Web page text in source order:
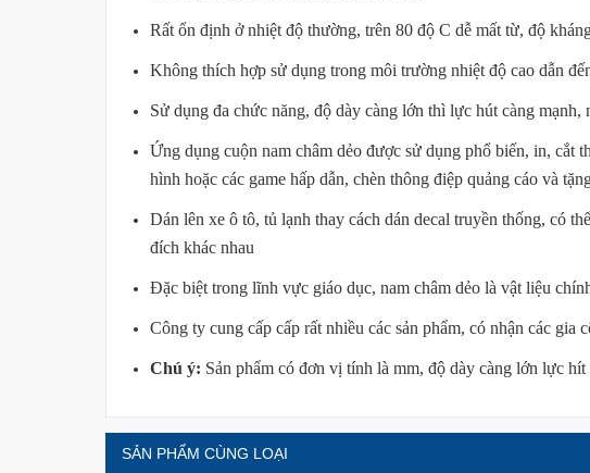
Rất ổn định ở nhiệt độ thường, trên 80 độ C dễ mất từ, độ
Không thích hợp sử dụng trong môi trường nhiệt độ cao dẫn
Sử dụng đa chức năng, độ dày càng lớn thì lực hút càng
Ứng dụng cuộn nam châm dẻo được sử dụng phổ biến, in, cắt
hình hoặc các game hấp dẫn, chèn thông điệp quảng cáo và
Dán lên xe ô tô, tủ lạnh thay cách dán decal truyền thống, có
đích khác nhau
Đặc biệt trong lĩnh vực giáo dục, nam châm dẻo là vật liệu
Công ty cung cấp cấp rất nhiều các sản phẩm, có nhận các gia
Chú ý: Sản phẩm có đơn vị tính là mm, độ dày càng lớn lực hít
SẢN PHẨM CÙNG LOẠI